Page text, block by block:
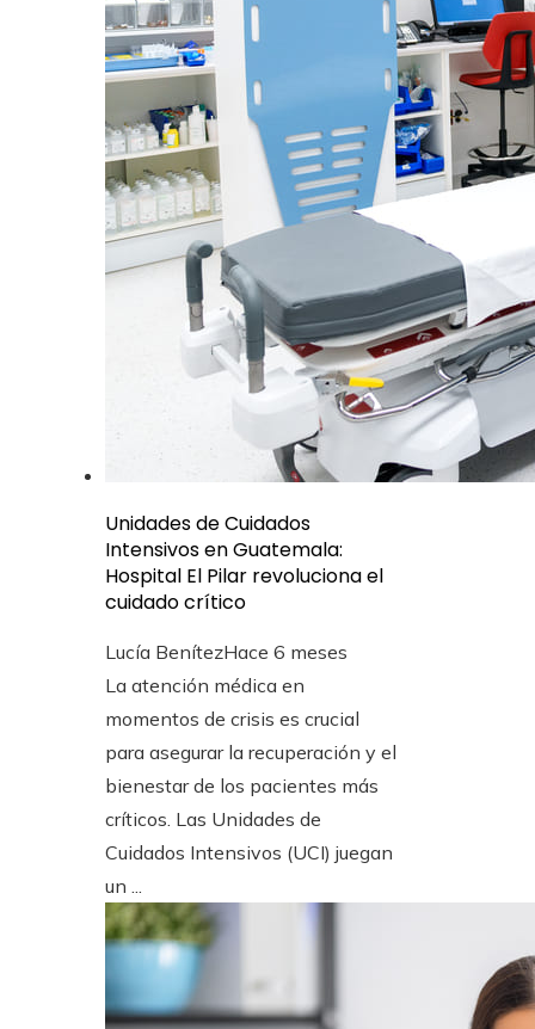
Unidades de Cuidados
Intensivos en Guatemala:
Hospital El Pilar revoluciona el
cuidado crítico
Lucía BenítezHace 6 meses
La atención médica en
momentos de crisis es crucial
para asegurar la recuperación y el
bienestar de los pacientes más
críticos. Las Unidades de
Cuidados Intensivos (UCI) juegan
un ...